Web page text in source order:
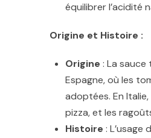
équilibrer l’acidité
Origine et Histoire :
Origine : La
Espagne, où les
adoptées. En
pizza, et les
Histoire : L’usage